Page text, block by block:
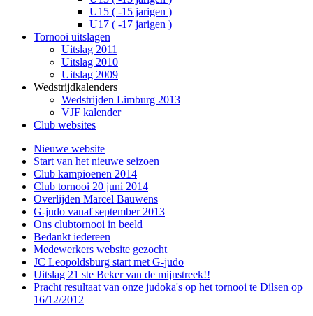
U15 ( -15 jarigen )
U17 ( -17 jarigen )
Tornooi uitslagen
Uitslag 2011
Uitslag 2010
Uitslag 2009
Wedstrijdkalenders
Wedstrijden Limburg 2013
VJF kalender
Club websites
Nieuwe website
Start van het nieuwe seizoen
Club kampioenen 2014
Club tornooi 20 juni 2014
Overlijden Marcel Bauwens
G-judo vanaf september 2013
Ons clubtornooi in beeld
Bedankt iedereen
Medewerkers website gezocht
JC Leopoldsburg start met G-judo
Uitslag 21 ste Beker van de mijnstreek!!
Pracht resultaat van onze judoka's op het tornooi te Dilsen op
16/12/2012